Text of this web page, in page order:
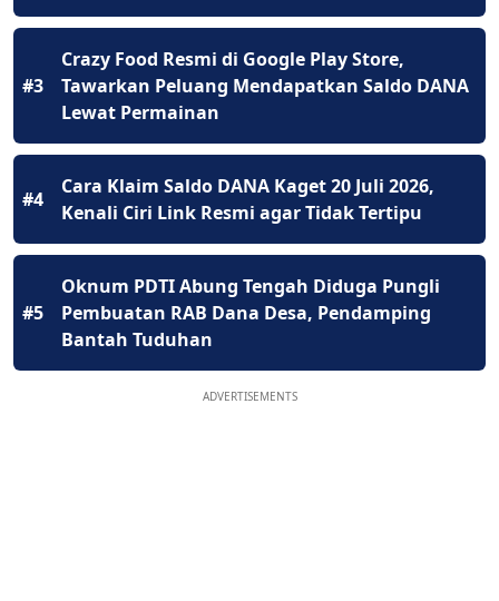
#3
Crazy Food Resmi di Google Play Store,
Tawarkan Peluang Mendapatkan Saldo DANA
Lewat Permainan
#4
Cara Klaim Saldo DANA Kaget 20 Juli 2026,
Kenali Ciri Link Resmi agar Tidak Tertipu
#5
Oknum PDTI Abung Tengah Diduga Pungli
Pembuatan RAB Dana Desa, Pendamping
Bantah Tuduhan
ADVERTISEMENTS